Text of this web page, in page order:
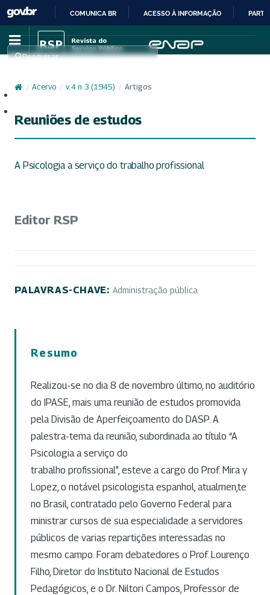
IR
PARA
CONTEÚDO
COMUNICA BR ACESSO À INFORMAÇÃO
Pesquisar
/ Acervo / v. 4 n. 3 (1945) / Artigos
Reuniões de estudos
A Psicologia a serviço do trabalho profissional
Editor RSP
PALAVRAS-CHAVE: Administração pública
Resumo
Realizou-se no dia 8 de novembro último, no auditório
do IPASE, mais uma reunião de estudos promovida
pela Divisão de Aperfeiçoamento do DASP. A
palestra-tema da reunião, subordinada ao título “A
Psicologia a serviço do
trabalho profissional”, esteve a cargo do Prof. Mira y
Lopez, o notável psicologista espanhol, atualmen,te
no Brasil, contratado pelo Governo Federal para
ministrar cursos de sua especialidade a servidores
públicos de varias repartições interessadas no
mesmo campo. Foram debatedores o Prof. Lourenço
Filho, Diretor do Instituto Nacional de Estudos
Pedagógicos, e o Dr. Niltori Campos, Professor de